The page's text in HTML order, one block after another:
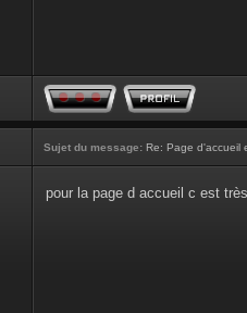
Sujet du message: Re: Page d'accueil
pour la page d accueil c est